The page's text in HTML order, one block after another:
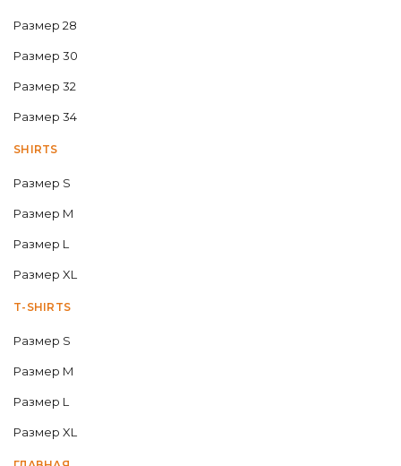
Размер 28
Размер 30
Размер 32
Размер 34
SHIRTS
Размер S
Размер M
Размер L
Размер XL
T-SHIRTS
Размер S
Размер M
Размер L
Размер XL